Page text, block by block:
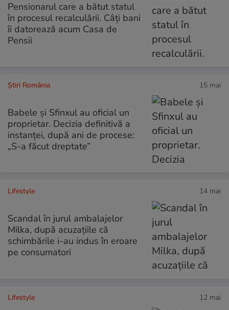
Pensionarul care a bătut statul
în procesul recalculării. Câți bani
îi datorează acum Casa de
Pensii
Știri România 15 mai
Babele și Sfinxul au oficial un
proprietar. Decizia definitivă a
instanței, după ani de procese:
„S-a făcut dreptate”
Lifestyle 14 mai
Scandal în jurul ambalajelor
Milka, după acuzațiile că
schimbările i-au indus în eroare
pe consumatori
Lifestyle 12 mai